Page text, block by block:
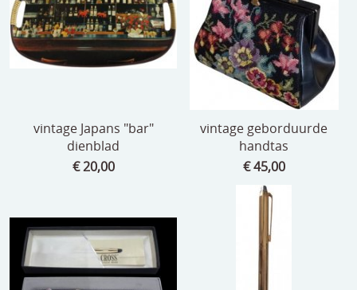
vintage Japans "bar"
dienblad
€ 20,00
vintage geborduurde
handtas
€ 45,00